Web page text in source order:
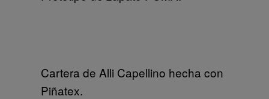
Cartera de Alli Capellino hecha con
Piñatex.